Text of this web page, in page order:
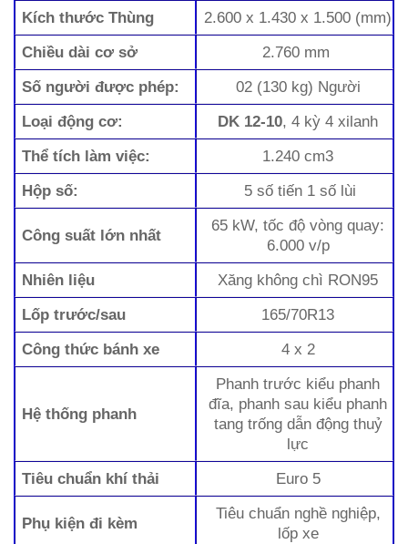
Kích thước Thùng
2.600 x 1.430 x 1.500 (mm)
Chiều dài cơ sở
2.760 mm
Số người được phép:
02 (130 kg) Người
Loại động cơ:
DK 12-10, 4 kỳ 4 xilanh
Thể tích làm việc:
1.240 cm3
Hộp số:
5 số tiến 1 số lùi
Công suất lớn nhất
65 kW, tốc độ vòng quay:
6.000 v/p
Nhiên liệu
Xăng không chì RON95
Lốp trước/sau
165/70R13
Công thức bánh xe
4 x 2
Hệ thống phanh
Phanh trước kiểu phanh
đĩa, phanh sau kiểu phanh
tang trống dẫn động thuỷ
lực
Tiêu chuẩn khí thải
Euro 5
Phụ kiện đi kèm
Tiêu chuẩn nghề nghiệp,
lốp xe